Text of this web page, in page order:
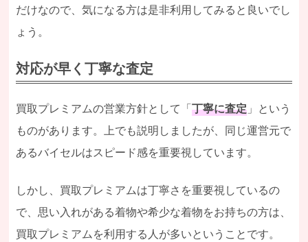
だけなので、気になる方は是非利用してみると良いでし
ょう。
対応が早く丁寧な査定
買取プレミアムの営業方針として「丁寧に査定 」という
ものがあります。上でも説明しましたが、同じ運営元で
あるバイセルはスピード感を重要視しています。
しかし、買取プレミアムは丁寧さを重要視しているの
で、思い入れがある着物や希少な着物をお持ちの方は、
買取プレミアムを利用する人が多いということです。